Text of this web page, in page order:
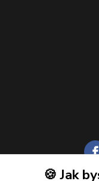
🍪 Jak